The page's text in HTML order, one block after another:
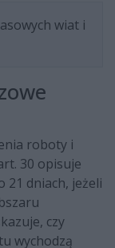
roboty i
30 opisuje
21 dniach, jeżeli
czy
wychodzą